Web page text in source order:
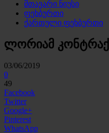
მთავარი ნიუსი
ფეხბურთი
ქართული ფეხბურთი
ლორიამ
03/06/2019
0
49
Facebook
Twitter
Google+
Pinterest
WhatsApp